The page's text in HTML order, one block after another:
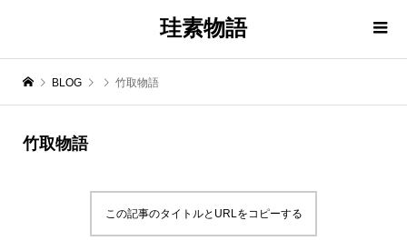
珪素物語
BLOG 竹取物語
竹取物語
この記事のタイトルとURLをコピーする